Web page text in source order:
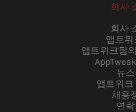
회사
회사
앱트위
앱트위크팀
뉴
앱트위
채용
연